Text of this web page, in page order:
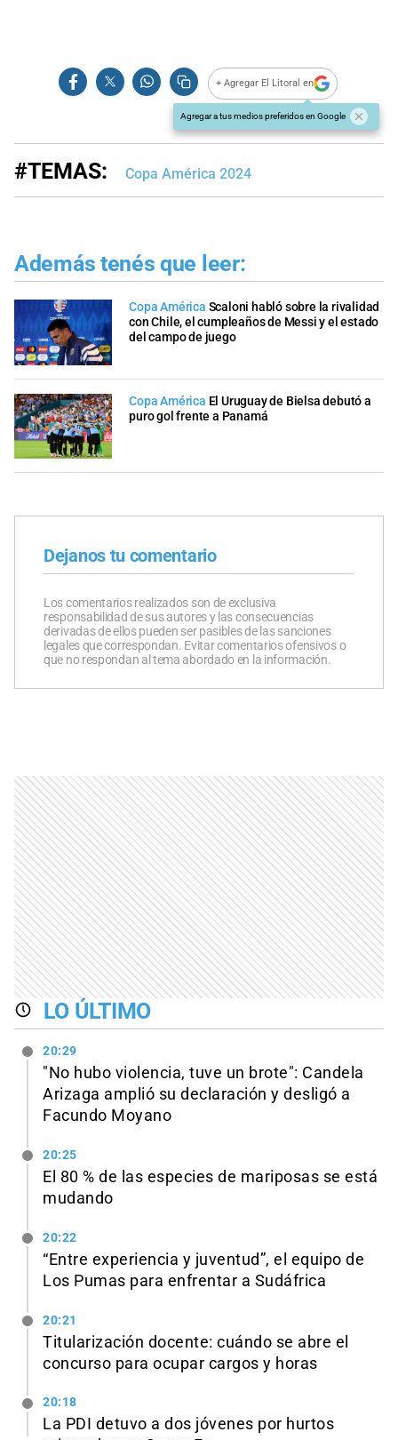
+ Agregar El Litoral en
Agregar a tus medios preferidos en Google
#TEMAS: Copa América 2024
Además tenés que leer:
Copa América Scaloni habló sobre la rivalidad
con Chile, el cumpleaños de Messi y el estado
del campo de juego
Copa América El Uruguay de Bielsa debutó a
puro gol frente a Panamá
Dejanos tu comentario
Los comentarios realizados son de exclusiva
responsabilidad de sus autores y las consecuencias
derivadas de ellos pueden ser pasibles de las sanciones
legales que correspondan. Evitar comentarios ofensivos o
que no respondan al tema abordado en la información.
LO ÚLTIMO
20:29
"No hubo violencia, tuve un brote": Candela
Arizaga amplió su declaración y desligó a
Facundo Moyano
20:25
El 80 % de las especies de mariposas se está
mudando
20:22
“Entre experiencia y juventud”, el equipo de
Los Pumas para enfrentar a Sudáfrica
20:21
Titularización docente: cuándo se abre el
concurso para ocupar cargos y horas
20:18
La PDI detuvo a dos jóvenes por hurtos